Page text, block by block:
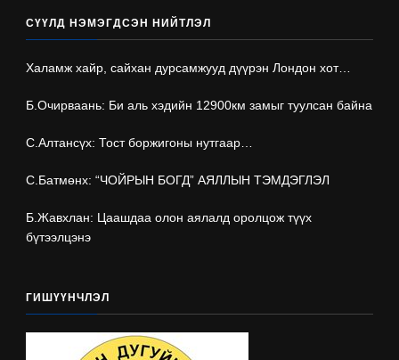
СҮҮЛД НЭМЭГДСЭН НИЙТЛЭЛ
Халамж хайр, сайхан дурсамжууд дүүрэн Лондон хот…
Б.Очирваань: Би аль хэдийн 12900км замыг туулсан байна
С.Алтансүх: Тост боржигоны нутгаар…
С.Батмөнх: “ЧОЙРЫН БОГД” АЯЛЛЫН ТЭМДЭГЛЭЛ
Б.Жавхлан: Цаашдаа олон аялалд оролцож түүх
бүтээлцэнэ
ГИШҮҮНЧЛЭЛ